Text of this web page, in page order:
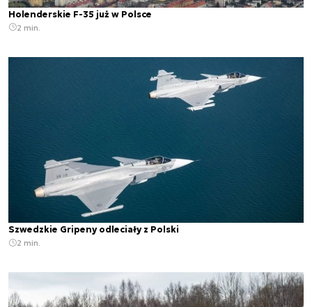
Holenderskie F-35 już w Polsce
2 min.
Szwedzkie Gripeny odleciały z Polski
2 min.